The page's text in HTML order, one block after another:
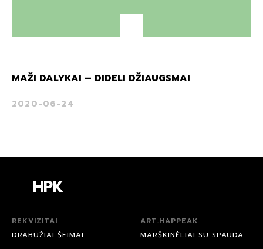
MAŽI DALYKAI – DIDELI DŽIAUGSMAI
2020-06-24
REKVIZITAI
DRABUŽIAI ŠEIMAI
ART.HAPPEAK
MARŠKINĖLIAI SU SPAUDA